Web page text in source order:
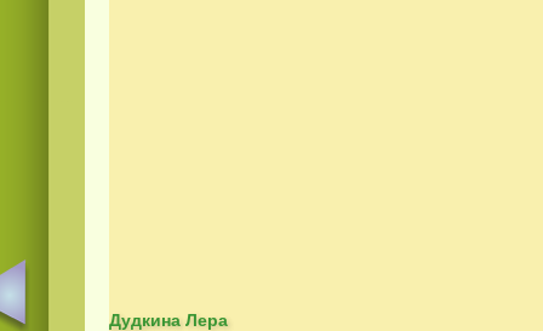
Дудкина Лера